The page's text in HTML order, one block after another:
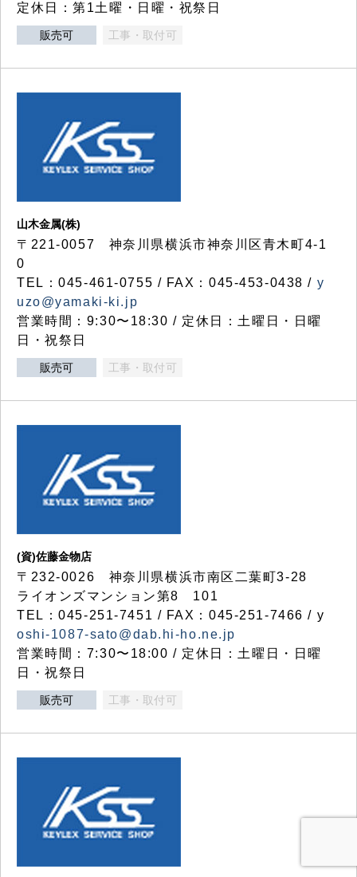
定休日：第1土曜・日曜・祝祭日
販売可 工事・取付可
山木金属(株)
〒221-0057 神奈川県横浜市神奈川区青木町4-1
0
TEL：045-461-0755 / FAX：045-453-0438 / y
uzo@yamaki-ki.jp
営業時間：9:30〜18:30 / 定休日：土曜日・日曜
日・祝祭日
販売可 工事・取付可
(資)佐藤金物店
〒232-0026 神奈川県横浜市南区二葉町3-28
ライオンズマンション第8 101
TEL：045-251-7451 / FAX：045-251-7466 / y
oshi-1087-sato@dab.hi-ho.ne.jp
営業時間：7:30〜18:00 / 定休日：土曜日・日曜
日・祝祭日
販売可 工事・取付可